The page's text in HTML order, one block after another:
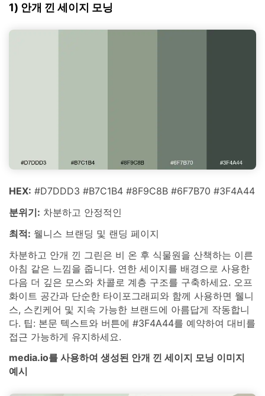
1) 안개 낀 세이지 모닝
HEX: #D7DDD3 #B7C1B4 #8F9C8B #6F7B70 #3F4A44
분위기: 차분하고 안정적인
최적: 웰니스 브랜딩 및 랜딩 페이지
차분하고 안개 낀 그린은 비 온 후 식물원을 산책하는 이른
아침 같은 느낌을 줍니다. 연한 세이지를 배경으로 사용한
다음 더 깊은 모스와 차콜로 계층 구조를 구축하세요. 오프
화이트 공간과 단순한 타이포그래피와 함께 사용하면 웰니
스, 스킨케어 및 지속 가능한 브랜드에 아름답게 작동합니
다. 팁: 본문 텍스트와 버튼에 #3F4A44를 예약하여 대비를
접근 가능하게 유지하세요.
media.io를 사용하여 생성된 안개 낀 세이지 모닝 이미지
예시